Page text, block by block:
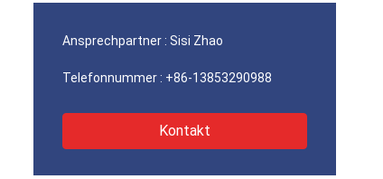
Ansprechpartner : Sisi Zhao
Telefonnummer : +86-13853290988
Kontakt